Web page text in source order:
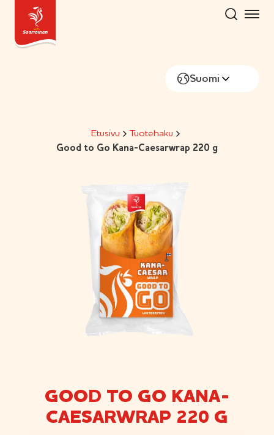
Hyppää
sisältöön
Suomi
Etusivu
Tuotehaku
Good to Go Kana-Caesarwrap 220 g
GOOD TO GO KANA-
CAESARWRAP 220 G